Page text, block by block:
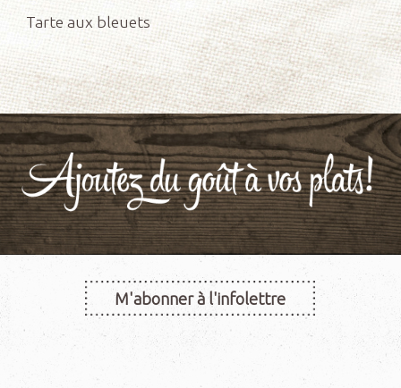
Tarte aux bleuets
M'abonner à l'infolettre